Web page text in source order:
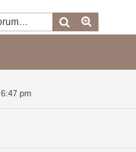
Zoek
pm